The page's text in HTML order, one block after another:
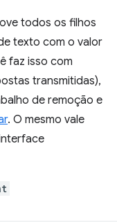
todos os filhos
texto com o valor
faz isso com
transmitidas),
de remoção e
. O mesmo vale